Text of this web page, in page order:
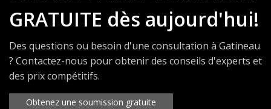
GRATUITE dès aujourd'hui!
Des questions ou besoin d'une consultation à Gatineau
? Contactez-nous pour obtenir des conseils d'experts et
des prix compétitifs.
Obtenez une soumission gratuite